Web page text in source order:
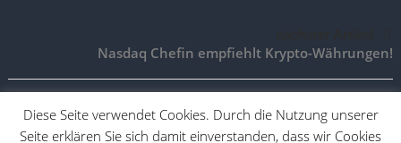
Nasdaq Chefin empfiehlt Krypto-Währungen!
TradingAktien.de |Impressum|Vertrag widerrufen|Vertrag
Diese Seite verwendet Cookies. Durch die Nutzung unserer
Seite erklären Sie sich damit einverstanden, dass wir Cookies